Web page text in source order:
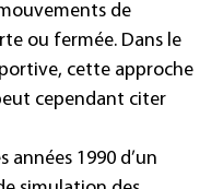
de
ou fermée. Dans le
cette approche
cependant citer
années 1990 d’un